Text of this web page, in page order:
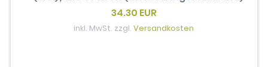
34.30 EUR
inkl. MwSt. zzgl.Versandkosten